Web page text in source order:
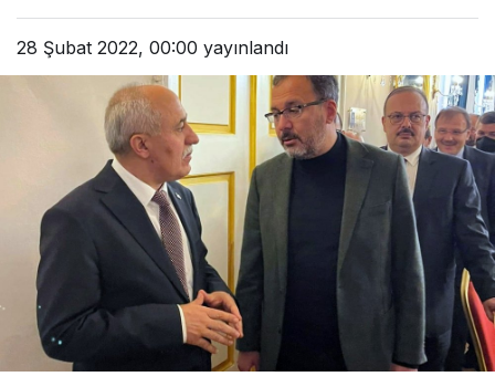
28 Şubat 2022, 00:00 yayınlandı